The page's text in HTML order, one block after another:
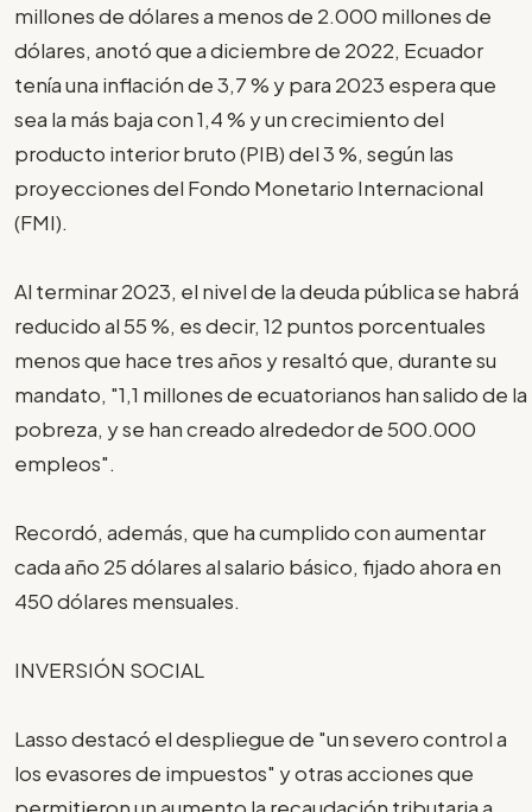
millones de dólares a menos de 2.000 millones de
dólares, anotó que a diciembre de 2022, Ecuador
tenía una inflación de 3,7 % y para 2023 espera que
sea la más baja con 1,4 % y un crecimiento del
producto interior bruto (PIB) del 3 %, según las
proyecciones del Fondo Monetario Internacional
(FMI).
Al terminar 2023, el nivel de la deuda pública se habrá
reducido al 55 %, es decir, 12 puntos porcentuales
menos que hace tres años y resaltó que, durante su
mandato, "1,1 millones de ecuatorianos han salido de la
pobreza, y se han creado alrededor de 500.000
empleos".
Recordó, además, que ha cumplido con aumentar
cada año 25 dólares al salario básico, fijado ahora en
450 dólares mensuales.
INVERSIÓN SOCIAL
Lasso destacó el despliegue de "un severo control a
los evasores de impuestos" y otras acciones que